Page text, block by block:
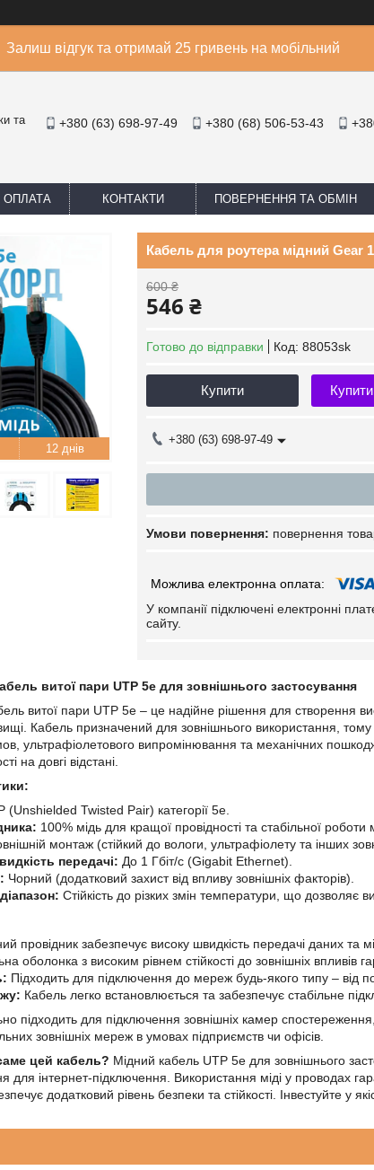
Залиш відгук та отримай 25 гривень на мобільний
та
+380 (63) 698-97-49 +380 (68) 506-53-43
ОПЛАТА КОНТАКТИ ПОВЕРНЕННЯ ТА ОБМІН
12 днів
Кабель для роутера мідний Gear
600 ₴
546 ₴
Готово до відправки Код: 88053sk
Купити
+380 (63) 698-97-49
повернення
У компанії підключені електронні
сайту.
витої пари UTP 5e для зовнішнього застосування
витої пари UTP 5e – це надійне рішення для створення
Кабель призначений для зовнішнього використання, тому
ультрафіолетового випромінювання та механічних
на довгі відстані.
(Unshielded Twisted Pair) категорії 5e.
100% мідь для кращої провідності та стабільної роботи
монтаж (стійкий до вологи, ультрафіолету та інших
передачі: До 1 Гбіт/с (Gigabit Ethernet).
Чорний (додатковий захист від впливу зовнішніх факторів).
Стійкість до різких змін температури, що дозволяє
провідник забезпечує високу швидкість передачі даних та
оболонка з високим рівнем стійкості до зовнішніх впливів
Підходить для підключення до мереж будь-якого типу – від
Кабель легко встановлюється та забезпечує стабільне
підходить для підключення зовнішніх камер
зовнішніх мереж в умовах підприємств чи офісів.
цей кабель? Мідний кабель UTP 5e для зовнішнього
для інтернет-підключення. Використання міді у проводах
додатковий рівень безпеки та стійкості. Інвестуйте у